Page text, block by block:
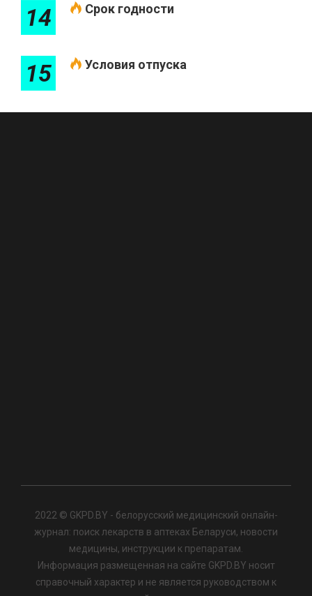
14 Срок годности
15 Условия отпуска
2022 © GKPD.BY - белорусский медицинский онлайн-
журнал: поиск лекарств в аптеках Беларуси, новости
медицины, инструкции к препаратам.
Информация размещенная на сайте GKPD.BY носит
справочный характер и не является руководством к